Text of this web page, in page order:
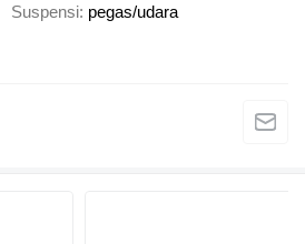
Suspensi pegas/udara